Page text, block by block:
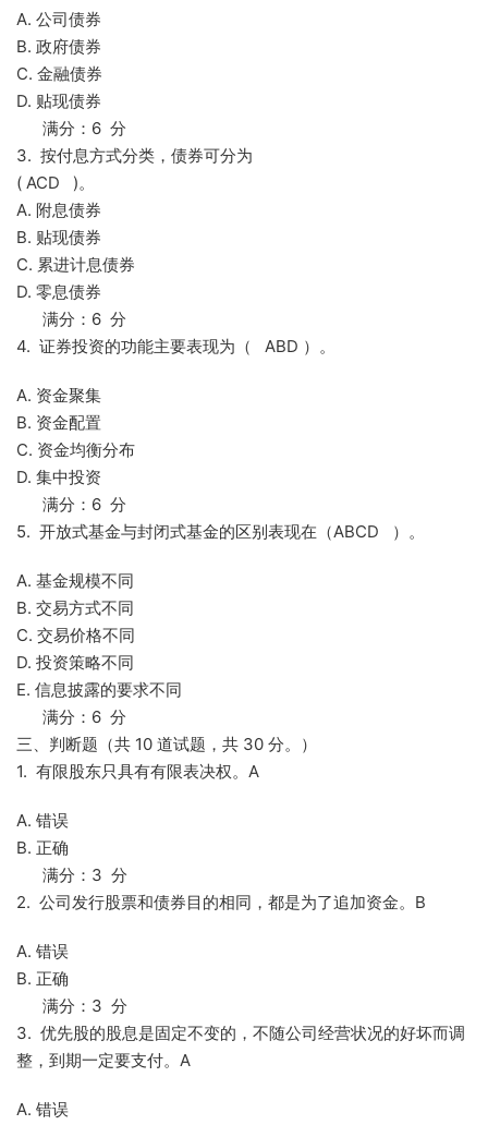
A. 公司债券
B. 政府债券
C. 金融债券
D. 贴现债券
满分：6 分
3. 按付息方式分类，债券可分为
( ACD )。
A. 附息债券
B. 贴现债券
C. 累进计息债券
D. 零息债券
满分：6 分
4. 证券投资的功能主要表现为（ ABD ）。
A. 资金聚集
B. 资金配置
C. 资金均衡分布
D. 集中投资
满分：6 分
5. 开放式基金与封闭式基金的区别表现在（ABCD ）。
A. 基金规模不同
B. 交易方式不同
C. 交易价格不同
D. 投资策略不同
E. 信息披露的要求不同
满分：6 分
三、判断题（共 10 道试题，共 30 分。）
1. 有限股东只具有有限表决权。A
A. 错误
B. 正确
满分：3 分
2. 公司发行股票和债券目的相同，都是为了追加资金。B
A. 错误
B. 正确
满分：3 分
3. 优先股的股息是固定不变的，不随公司经营状况的好坏而调
整，到期一定要支付。A
A. 错误